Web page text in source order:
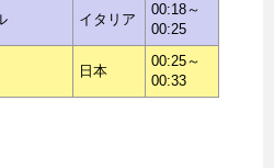
イタリア
00:18～
00:25
日本
00:25～
00:33